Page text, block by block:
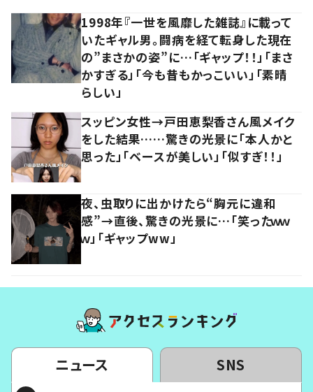
1998年『一世を風靡した雑誌』に載って
いたギャル男。闘病を経て転身した現在
の”まさかの姿”に…「ギャップ！！」「まさ
かすぎる」「今も昔もかっこいい」「素晴
らしい」
スッピン女性→戸田恵梨香さん風メイク
をした結果……驚きの光景に「本人かと
思った」「ベースが美しい」「似すぎ！！」
夜、虫取りに出かけたら“胸元に違和
感”→直後、驚きの光景に…「笑ったｗｗ
ｗ」「ギャップww」
ニュース SNS